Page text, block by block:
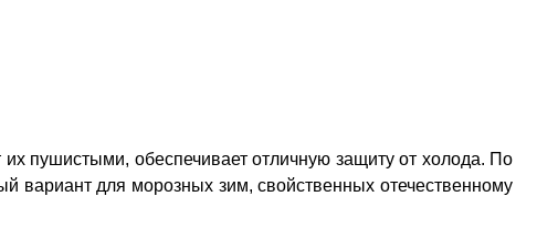
пушистыми, обеспечивает отличную защиту от холода. По
вариант для морозных зим, свойственных отечественному